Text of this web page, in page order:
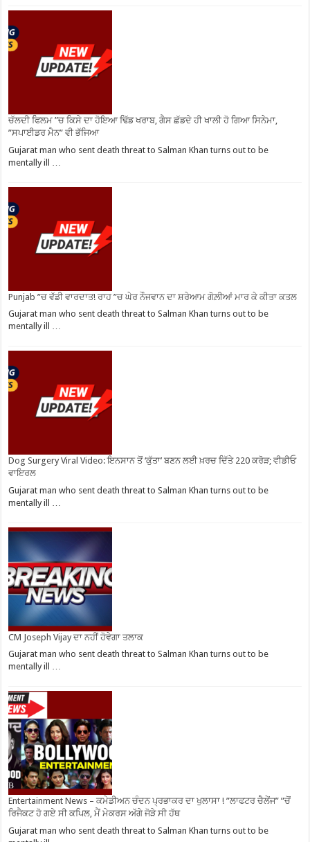
ਚੱਲਦੀ ਫਿਲਮ ”ਚ ਕਿਸੇ ਦਾ ਹੋਇਆ ਢਿੱਡ ਖਰਾਬ, ਗੈਸ ਛੱਡਦੇ ਹੀ ਖਾਲੀ ਹੋ ਗਿਆ ਸਿਨੇਮਾ,
”ਸਪਾਈਡਰ ਮੈਨ” ਵੀ ਭੱਜਿਆ
Gujarat man who sent death threat to Salman Khan turns out to be
mentally ill …
Punjab ”ਚ ਵੱਡੀ ਵਾਰਦਾਤ! ਰਾਹ ”ਚ ਘੇਰ ਨੌਜਵਾਨ ਦਾ ਸ਼ਰੇਆਮ ਗੋਲ਼ੀਆਂ ਮਾਰ ਕੇ ਕੀਤਾ ਕਤਲ
Gujarat man who sent death threat to Salman Khan turns out to be
mentally ill …
Dog Surgery Viral Video: ਇਨਸਾਨ ਤੋਂ ‘ਕੁੱਤਾ’ ਬਣਨ ਲਈ ਖ਼ਰਚ ਦਿੱਤੇ 220 ਕਰੋੜ; ਵੀਡੀਓ
ਵਾਇਰਲ
Gujarat man who sent death threat to Salman Khan turns out to be
mentally ill …
CM Joseph Vijay ਦਾ ਨਹੀਂ ਹੋਵੇਗਾ ਤਲਾਕ
Gujarat man who sent death threat to Salman Khan turns out to be
mentally ill …
Entertainment News – ਕਮੇਡੀਅਨ ਚੰਦਨ ਪ੍ਰਭਾਕਰ ਦਾ ਖੁਲਾਸਾ ! ”ਲਾਫਟਰ ਚੈਲੇਂਜ” ”ਚੋਂ
ਰਿਜੈਕਟ ਹੋ ਗਏ ਸੀ ਕਪਿਲ, ਮੈਂ ਮੇਕਰਸ ਅੱਗੇ ਜੋੜੇ ਸੀ ਹੱਥ
Gujarat man who sent death threat to Salman Khan turns out to be